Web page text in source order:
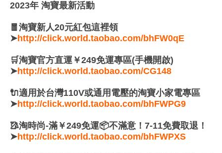
2023年 淘寶最新活動
🧧淘寶新人20元紅包這裡領
➤http://click.world.taobao.com/bhFW0qE
🛒淘寶官方直運￥249免運專區(手機開啟)
➤http://click.world.taobao.com/CG148
🔌適用於台灣110V或通用電壓的淘寶小家電專區
➤http://click.world.taobao.com/bhFWPG9
🥻淘時尚-滿￥249免運📦不滿意！7-11免費取退！
➤http://click.world.taobao.com/bhFWPXS